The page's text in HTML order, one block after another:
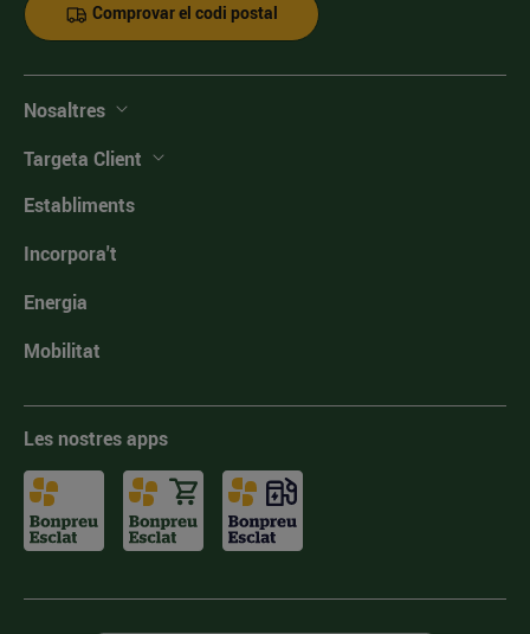
Comprovar el codi postal
Nosaltres
Targeta Client
Establiments
Incorpora't
Energia
Mobilitat
Les nostres apps